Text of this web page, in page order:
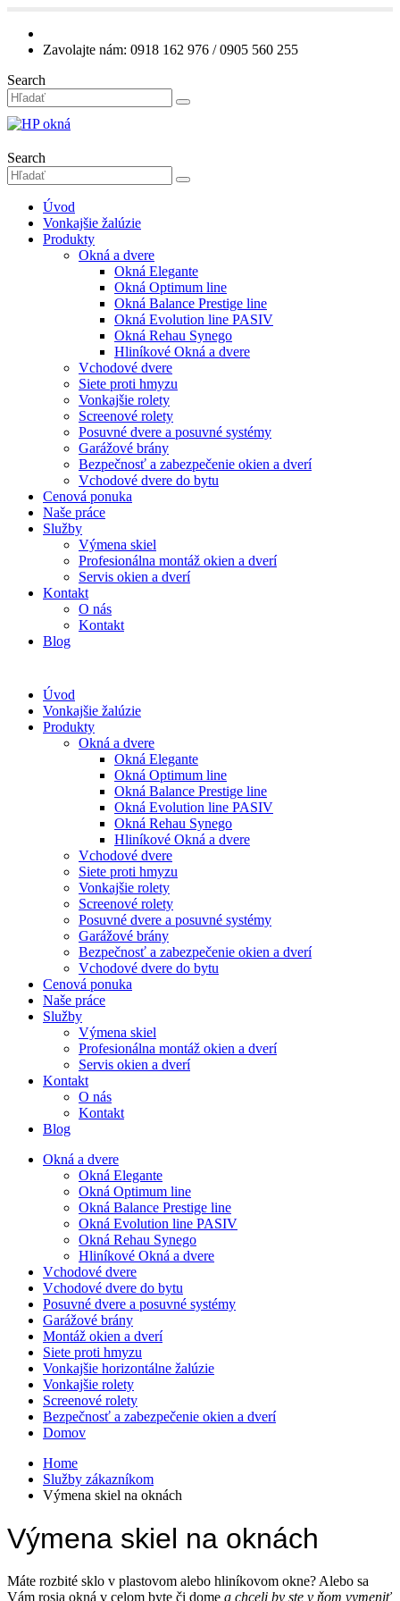
Zavolajte nám: 0918 162 976 / 0905 560 255
Search
Search
Úvod
Vonkajšie žalúzie
Produkty
Okná a dvere
Okná Elegante
Okná Optimum line
Okná Balance Prestige line
Okná Evolution line PASIV
Okná Rehau Synego
Hliníkové Okná a dvere
Vchodové dvere
Siete proti hmyzu
Vonkajšie rolety
Screenové rolety
Posuvné dvere a posuvné systémy
Garážové brány
Bezpečnosť a zabezpečenie okien a dverí
Vchodové dvere do bytu
Cenová ponuka
Naše práce
Služby
Výmena skiel
Profesionálna montáž okien a dverí
Servis okien a dverí
Kontakt
O nás
Kontakt
Blog
Úvod
Vonkajšie žalúzie
Produkty
Okná a dvere
Okná Elegante
Okná Optimum line
Okná Balance Prestige line
Okná Evolution line PASIV
Okná Rehau Synego
Hliníkové Okná a dvere
Vchodové dvere
Siete proti hmyzu
Vonkajšie rolety
Screenové rolety
Posuvné dvere a posuvné systémy
Garážové brány
Bezpečnosť a zabezpečenie okien a dverí
Vchodové dvere do bytu
Cenová ponuka
Naše práce
Služby
Výmena skiel
Profesionálna montáž okien a dverí
Servis okien a dverí
Kontakt
O nás
Kontakt
Blog
Okná a dvere
Okná Elegante
Okná Optimum line
Okná Balance Prestige line
Okná Evolution line PASIV
Okná Rehau Synego
Hliníkové Okná a dvere
Vchodové dvere
Vchodové dvere do bytu
Posuvné dvere a posuvné systémy
Garážové brány
Montáž okien a dverí
Siete proti hmyzu
Vonkajšie horizontálne žalúzie
Vonkajšie rolety
Screenové rolety
Bezpečnosť a zabezpečenie okien a dverí
Domov
Home
Služby zákazníkom
Výmena skiel na oknách
Výmena skiel na oknách
Máte rozbité sklo v plastovom alebo hliníkovom okne? Alebo sa
Vám rosia okná v celom byte či dome a chceli by ste v ňom vymeniť